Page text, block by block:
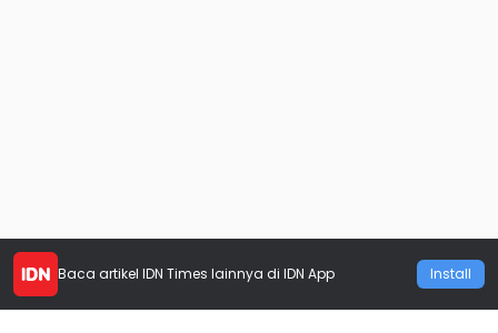
Baca artikel IDN Times lainnya di IDN App Install